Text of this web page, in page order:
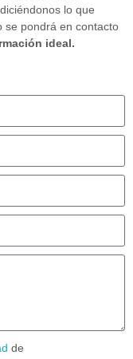
lo que
se pondrá en contacto
ideal.
de